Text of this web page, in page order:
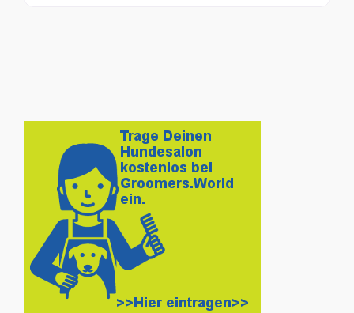
eine optimale Fellpflege für Rassehunde,
Mischlinge und Katzen entwickelt wurden.